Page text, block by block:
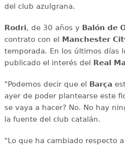
del club azulgrana.
Rodri, de 30 años y Balón de
contrato con el Manchester
temporada. En los últimos días
publicado el interés del Real
"Podemos decir que el Barça
ayer de poder plantearse este
se vaya a hacer? No. No hay
la fuente del club catalán.
"Lo que ha cambiado respecto